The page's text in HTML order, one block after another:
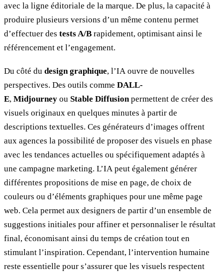
avec la ligne éditoriale de la marque. De plus, la capacité à
produire plusieurs versions d’un même contenu permet
d’effectuer des tests A/B rapidement, optimisant ainsi le
référencement et l’engagement.
Du côté du design graphique, l’IA ouvre de nouvelles
perspectives. Des outils comme DALL-
E, Midjourney ou Stable Diffusionpermettent de créer des
visuels originaux en quelques minutes à partir de
descriptions textuelles. Ces générateurs d’images offrent
aux agences la possibilité de proposer des visuels en phase
avec les tendances actuelles ou spécifiquement adaptés à
une campagne marketing. L’IA peut également générer
différentes propositions de mise en page, de choix de
couleurs ou d’éléments graphiques pour une même page
web. Cela permet aux designers de partir d’un ensemble de
suggestions initiales pour affiner et personnaliser le résultat
final, économisant ainsi du temps de création tout en
stimulant l’inspiration. Cependant, l’intervention humaine
reste essentielle pour s’assurer que les visuels respectent